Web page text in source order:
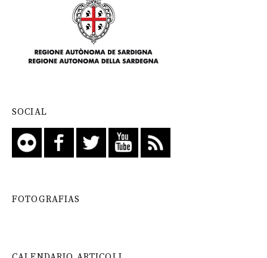
SOCIAL
FOTOGRAFIAS